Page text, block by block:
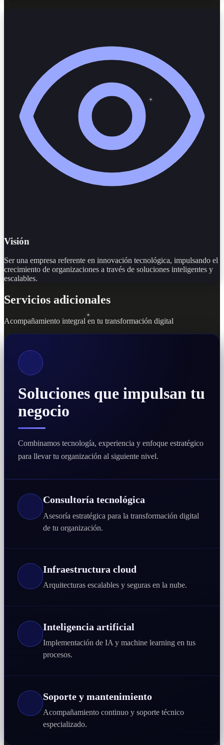
Visión
Ser una empresa referente en innovación tecnológica, impulsando el
crecimiento de organizaciones a través de soluciones inteligentes y
escalables.
Servicios adicionales
Acompañamiento integral en tu transformación digital
Soluciones que impulsan tu
negocio
Combinamos tecnología, experiencia y enfoque estratégico
para llevar tu organización al siguiente nivel.
Consultoría tecnológica
Asesoría estratégica para la transformación digital
de tu organización.
Infraestructura cloud
Arquitecturas escalables y seguras en la nube.
Inteligencia artificial
Implementación de IA y machine learning en tus
procesos.
Soporte y mantenimiento
Acompañamiento continuo y soporte técnico
especializado.